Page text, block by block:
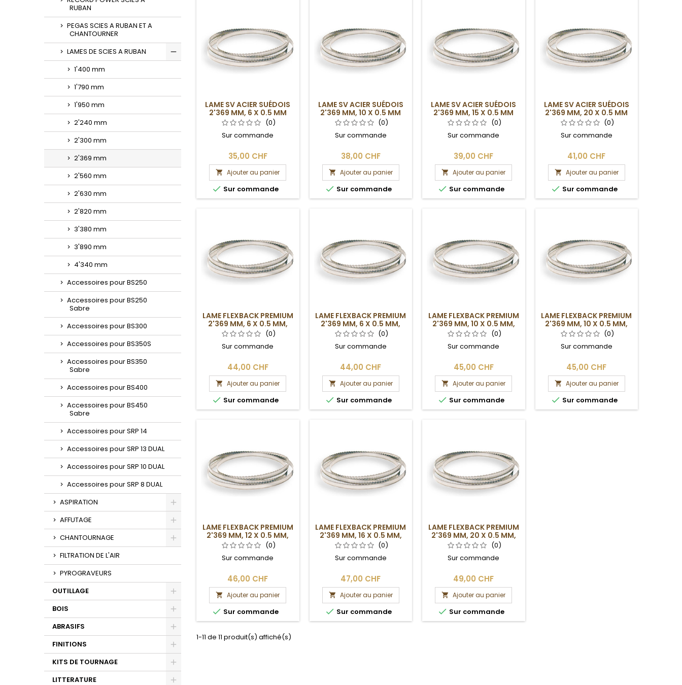
RUBAN
PEGAS SCIES A RUBAN ET A
CHANTOURNER
LAMES DE SCIES A RUBAN
Toggle
1'400 mm
1'790 mm
1'950 mm
2'240 mm
2'300 mm
2'369 mm
2'560 mm
2'630 mm
2'820 mm
3'380 mm
3'890 mm
4'340 mm
Accessoires pour BS250
Accessoires pour BS250
Sabre
Accessoires pour BS300
Accessoires pour BS350S
Accessoires pour BS350
Sabre
Accessoires pour BS400
Accessoires pour BS450
Sabre
Accessoires pour SRP 14
Accessoires pour SRP 13 DUAL
Accessoires pour SRP 10 DUAL
Accessoires pour SRP 8 DUAL
ASPIRATION
AFFUTAGE
Toggle
CHANTOURNAGE
Toggle
FILTRATION DE L'AIR
PYROGRAVEURS
OUTILLAGE
Toggle
BOIS
Toggle
ABRASIFS
Toggle
FINITIONS
KITS DE TOURNAGE
LITTERATURE
LAME SV ACIER SUÉDOIS
2'369 MM, 6 X 0.5 MM
(0)
Sur commande
35,00 CHF
 Ajouter au panier
 Sur commande
LAME SV ACIER SUÉDOIS
2'369 MM, 10 X 0.5 MM
(0)
Sur commande
38,00 CHF
 Ajouter au panier
 Sur commande
LAME SV ACIER SUÉDOIS
2'369 MM, 15 X 0.5 MM
(0)
Sur commande
39,00 CHF
 Ajouter au panier
 Sur commande
LAME SV ACIER SUÉDOIS
2'369 MM, 20 X 0.5 MM
(0)
Sur commande
41,00 CHF
 Ajouter au panier
 Sur commande
LAME FLEXBACK PREMIUM
2'369 MM, 6 X 0.5 MM,
4DPP
(0)
Sur commande
44,00 CHF
 Ajouter au panier
 Sur commande
LAME FLEXBACK PREMIUM
2'369 MM, 6 X 0.5 MM,
6DPP
(0)
Sur commande
44,00 CHF
 Ajouter au panier
 Sur commande
LAME FLEXBACK PREMIUM
2'369 MM, 10 X 0.5 MM,
4DPP
(0)
Sur commande
45,00 CHF
 Ajouter au panier
 Sur commande
LAME FLEXBACK PREMIUM
2'369 MM, 10 X 0.5 MM,
6DPP
(0)
Sur commande
45,00 CHF
 Ajouter au panier
 Sur commande
LAME FLEXBACK PREMIUM
2'369 MM, 12 X 0.5 MM,
4DPP
(0)
Sur commande
46,00 CHF
 Ajouter au panier
 Sur commande
LAME FLEXBACK PREMIUM
2'369 MM, 16 X 0.5 MM,
4DPP
(0)
Sur commande
47,00 CHF
 Ajouter au panier
 Sur commande
LAME FLEXBACK PREMIUM
2'369 MM, 20 X 0.5 MM,
4DPP
(0)
Sur commande
49,00 CHF
 Ajouter au panier
 Sur commande
1-11 de 11 produit(s) affiché(s)